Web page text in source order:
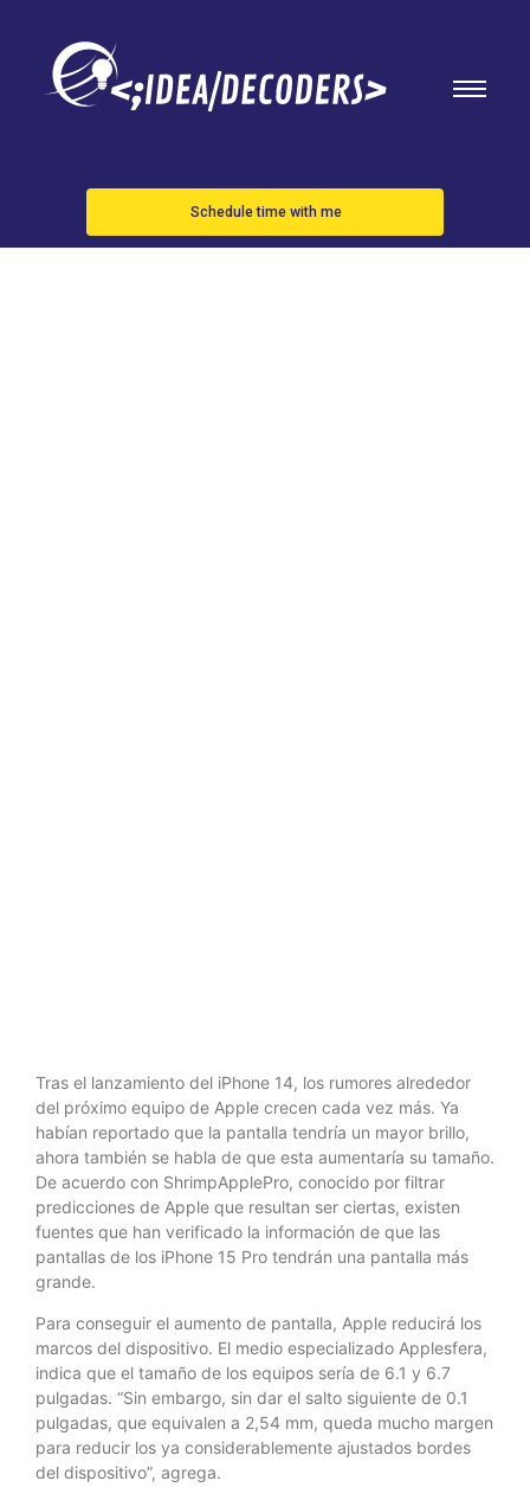
Schedule time with me
iPhone 15
Tras el lanzamiento del iPhone 14, los rumores alrededor
del próximo equipo de Apple crecen cada vez más. Ya
habían reportado que la pantalla tendría un mayor brillo,
ahora también se habla de que esta aumentaría su tamaño.
De acuerdo con ShrimpApplePro, conocido por filtrar
predicciones de Apple que resultan ser ciertas, existen
fuentes que han verificado la información de que las
pantallas de los iPhone 15 Pro tendrán una pantalla más
grande.
Para conseguir el aumento de pantalla, Apple reducirá los
marcos del dispositivo. El medio especializado Applesfera,
indica que el tamaño de los equipos sería de 6.1 y 6.7
pulgadas. “Sin embargo, sin dar el salto siguiente de 0.1
pulgadas, que equivalen a 2,54 mm, queda mucho margen
para reducir los ya considerablemente ajustados bordes
del dispositivo”, agrega.